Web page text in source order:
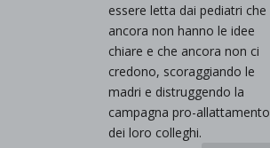
essere letta dai pediatri che
ancora non hanno le idee
chiare e che ancora non ci
credono, scoraggiando le
madri e distruggendo la
campagna pro-allattamento
dei loro colleghi.